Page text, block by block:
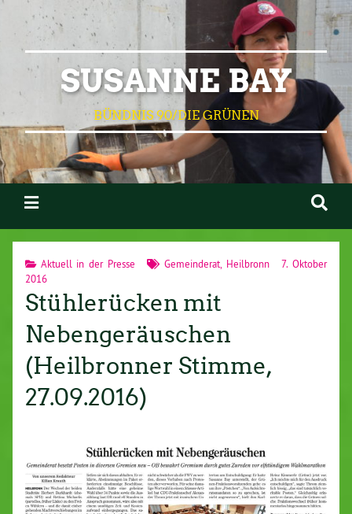
SUSANNE BAY
BÜNDNIS 90/DIE GRÜNEN
Aktuell in der Presse Gemeinderat Heilbronn
7. Oktober
2016
Stühlerücken mit
Nebengeräuschen
(Heilbronner Stimme,
27.09.2016)